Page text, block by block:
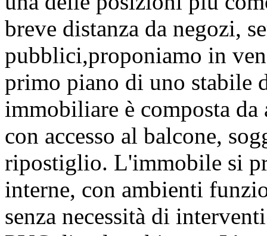
breve distanza da negozi,
pubblici,proponiamo in
primo piano di uno stabile
immobiliare è composta
con accesso al balcone,
ripostiglio. L'immobile si
interne, con ambienti
senza necessità di